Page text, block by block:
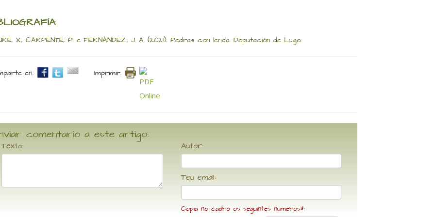
X., CARPENTE, P. e FERNÁNDEZ, J. A. (2021): Pedras con lenda. Deputación de Lugo.
en. Imprimir.
comentario a este artigo:
Texto: Autor:
Teu email:
Copia no cadro os seguintes números*: